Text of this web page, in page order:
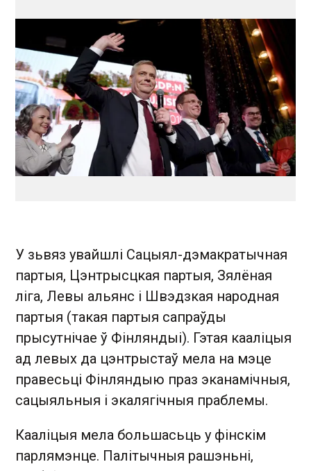
У зьвяз увайшлі Сацыял-дэмакратычная
партыя, Цэнтрысцкая партыя, Зялёная
ліга, Левы альянс і Швэдзкая народная
партыя (такая партыя сапраўды
прысутнічае ў Фінляндыі). Гэтая кааліцыя
ад левых да цэнтрыстаў мела на мэце
правесьці Фінляндыю праз эканамічныя,
сацыяльныя і экалягічныя праблемы.
Кааліцыя мела большасьць у фінскім
парлямэнце. Палітычныя рашэньні,